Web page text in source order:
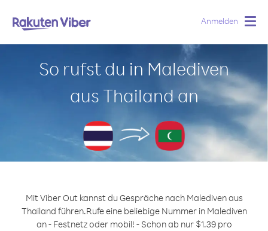
Anmelden
So rufst du in Malediven
aus Thailand an
Mit Viber Out kannst du Gespräche nach Malediven aus
Thailand führen.Rufe eine beliebige Nummer in Malediven
an - Festnetz oder mobil! - Schon ab nur $1.39 pro